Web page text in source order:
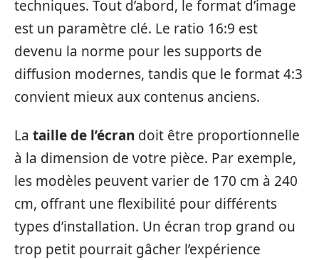
techniques. Tout d’abord, le format d’image
est un paramètre clé. Le ratio 16:9 est
devenu la norme pour les supports de
diffusion modernes, tandis que le format 4:3
convient mieux aux contenus anciens.
La taille de l’écran doit être proportionnelle
à la dimension de votre pièce. Par exemple,
les modèles peuvent varier de 170 cm à 240
cm, offrant une flexibilité pour différents
types d’installation. Un écran trop grand ou
trop petit pourrait gâcher l’expérience